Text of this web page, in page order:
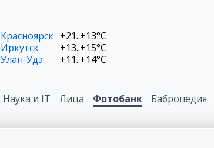
Красноярск +21..+13°C
Иркутск
+13..+15°C
Улан-Удэ
+11..+14°C
Наука и IT Лица Фотобанк Бабропедия